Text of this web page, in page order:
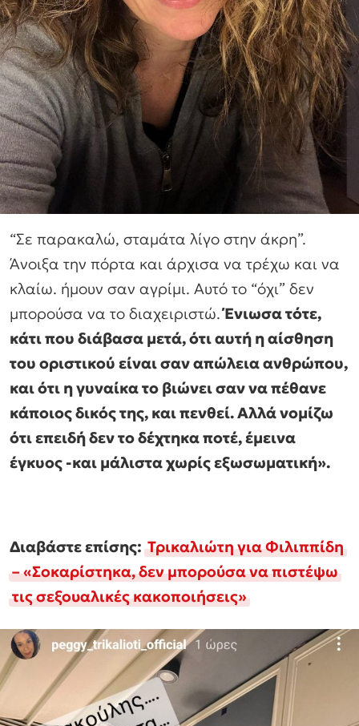
“Σε παρακαλώ, σταμάτα λίγο στην άκρη”.
Άνοιξα την πόρτα και άρχισα να τρέχω και να
κλαίω. ήμουν σαν αγρίμι. Αυτό το “όχι” δεν
μπορούσα να το διαχειριστώ.Ένιωσα τότε,
κάτι που διάβασα μετά, ότι αυτή η αίσθηση
του οριστικού είναι σαν απώλεια ανθρώπου,
και ότι η γυναίκα το βιώνει σαν να πέθανε
κάποιος δικός της, και πενθεί. Αλλά νομίζω
ότι επειδή δεν το δέχτηκα ποτέ, έμεινα
έγκυος -και μάλιστα χωρίς εξωσωματική».
Διαβάστε επίσης:Τρικαλιώτη για Φιλιππίδη
– «Σοκαρίστηκα, δεν μπορούσα να πιστέψω
τις σεξουαλικές κακοποιήσεις»